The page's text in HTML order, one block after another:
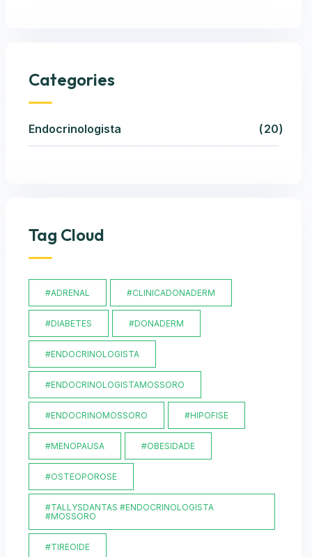
Categories
Endocrinologista 20
Tag Cloud
#ADRENAL #CLINICADONADERM
#DIABETES #DONADERM
#ENDOCRINOLOGISTA
#ENDOCRINOLOGISTAMOSSORO
#ENDOCRINOMOSSORO #HIPOFISE
#MENOPAUSA #OBESIDADE
#OSTEOPOROSE
#TALLYSDANTAS #ENDOCRINOLOGISTA
#MOSSORO
#TIREOIDE